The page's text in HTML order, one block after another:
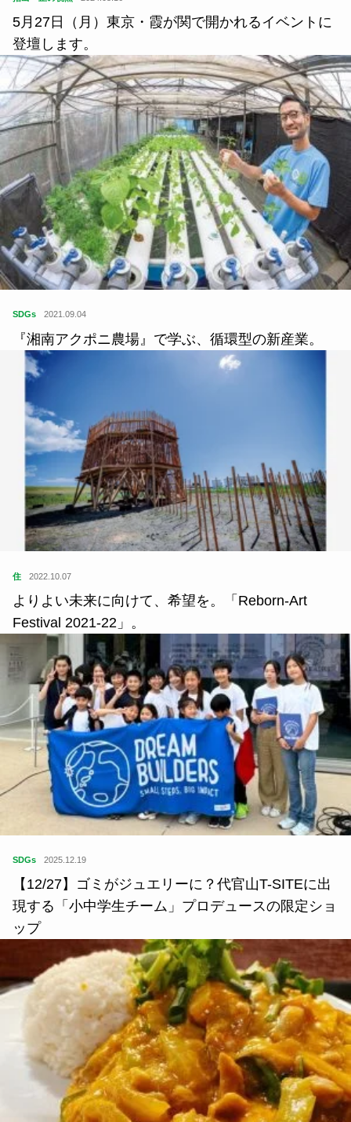
5月27日（月）東京・霞が関で開かれるイベントに
登壇します。
SDGs 2021.09.04
『湘南アクポニ農場』で学ぶ、循環型の新産業。
住 2022.10.07
よりよい未来に向けて、希望を。「Reborn-Art
Festival 2021-22」。
SDGs 2025.12.19
【12/27】ゴミがジュエリーに？代官山T-SITEに出
現する「小中学生チーム」プロデュースの限定ショ
ップ